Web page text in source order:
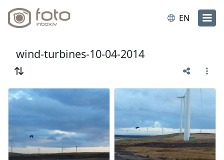
EN
wind-turbines-10-04-2014